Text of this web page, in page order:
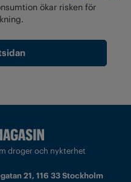
ökar risken för
droger och nykterhet
21, 116 33 Stockholm